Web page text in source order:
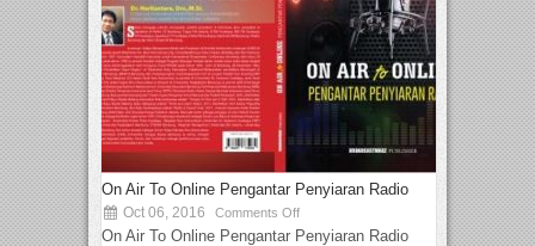
On Air To Online Pengantar Penyiaran Radio
Oct 06, 2016 Comments Off
On Air To Online Pengantar Penyiaran Radio